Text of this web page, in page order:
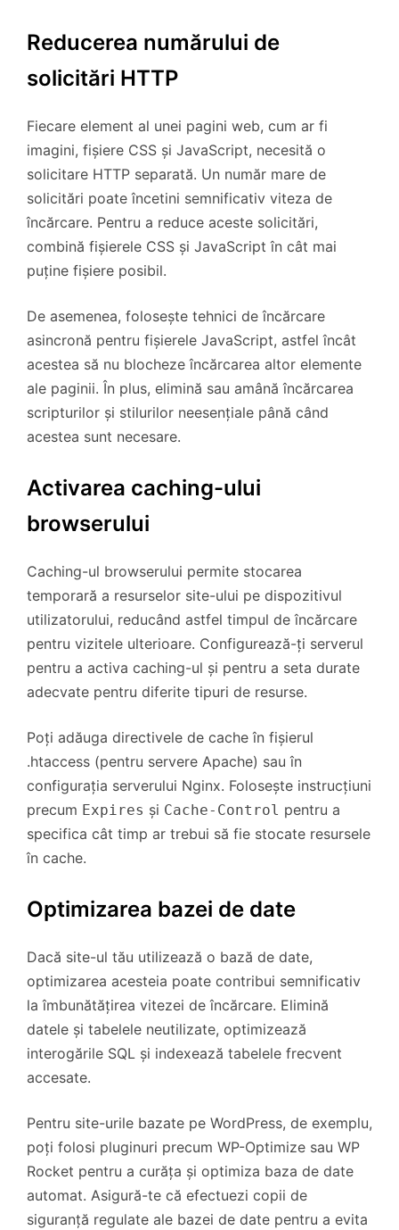
Reducerea numărului de
solicitări HTTP
Fiecare element al unei pagini web, cum ar fi
imagini, fișiere CSS și JavaScript, necesită o
solicitare HTTP separată. Un număr mare de
solicitări poate încetini semnificativ viteza de
încărcare. Pentru a reduce aceste solicitări,
combină fișierele CSS și JavaScript în cât mai
puține fișiere posibil.
De asemenea, folosește tehnici de încărcare
asincronă pentru fișierele JavaScript, astfel încât
acestea să nu blocheze încărcarea altor elemente
ale paginii. În plus, elimină sau amână încărcarea
scripturilor și stilurilor neesențiale până când
acestea sunt necesare.
Activarea caching-ului
browserului
Caching-ul browserului permite stocarea
temporară a resurselor site-ului pe dispozitivul
utilizatorului, reducând astfel timpul de încărcare
pentru vizitele ulterioare. Configurează-ți serverul
pentru a activa caching-ul și pentru a seta durate
adecvate pentru diferite tipuri de resurse.
Poți adăuga directivele de cache în fișierul
.htaccess (pentru servere Apache) sau în
configurația serverului Nginx. Folosește instrucțiuni
precum Expires și Cache-Control pentru a
specifica cât timp ar trebui să fie stocate resursele
în cache.
Optimizarea bazei de date
Dacă site-ul tău utilizează o bază de date,
optimizarea acesteia poate contribui semnificativ
la îmbunătățirea vitezei de încărcare. Elimină
datele și tabelele neutilizate, optimizează
interogările SQL și indexează tabelele frecvent
accesate.
Pentru site-urile bazate pe WordPress, de exemplu,
poți folosi pluginuri precum WP-Optimize sau WP
Rocket pentru a curăța și optimiza baza de date
automat. Asigură-te că efectuezi copii de
siguranță regulate ale bazei de date pentru a evita